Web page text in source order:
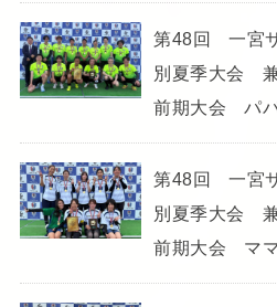
第48回 一宮
別夏季大会
前期大会 パ
第48回 一宮
別夏季大会
前期大会 マ